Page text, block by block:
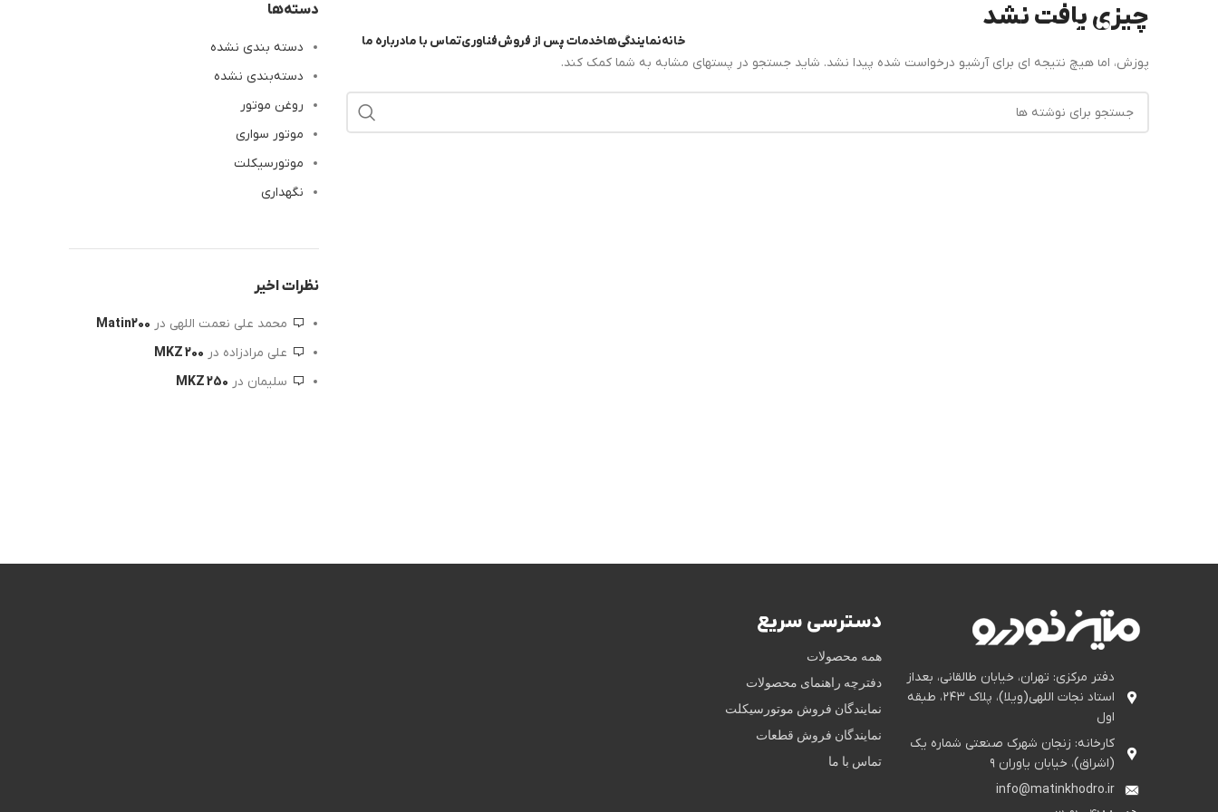
خانهنمایندگی‌هاخدمات پس از فروشفناوریتماس با مادرباره ما
چیزی یافت نشد
پوزش، اما هیچ نتیجه ای برای آرشیو درخواست شده پیدا نشد. شاید جستجو در پستهای مشابه به شما کمک کند.
دسته‌ها
دسته بندی نشده
دسته‌بندی نشده
روغن موتور
موتور سواری
موتورسیکلت
نگهداری
نظرات اخیر
محمد علی نعمت اللهی در Matin200
علی مرادزاده در MKZ 200
سلیمان در MKZ 250
دفتر مرکزی: تهران، خیابان طالقانی، بعداز
استاد نجات اللهی(ویلا)، پلاک ۲۴۳، طبقه
اول
کارخانه: زنجان شهرک صنعتی شماره یک
(اشراق)، خیابان یاوران ۹
info@matinkhodro.ir
دسترسی سریع
همه محصولات
دفترچه راهنمای محصولات
نمایندگان فروش موتورسیکلت
نمایندگان فروش قطعات
تماس با ما